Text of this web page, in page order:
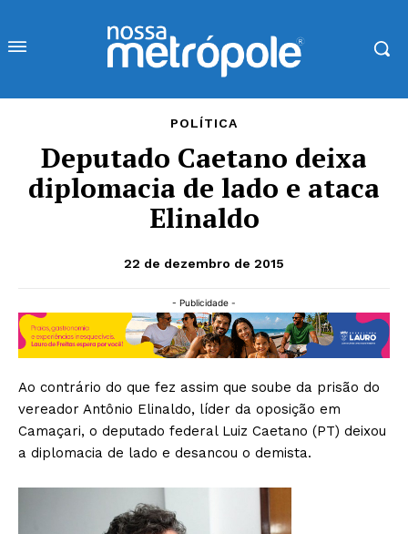
POLÍTICA
Deputado Caetano deixa
diplomacia de lado e ataca
Elinaldo
22 de dezembro de 2015
- Publicidade -
Ao contrário do que fez assim que soube da prisão do
vereador Antônio Elinaldo, líder da oposição em
Camaçari, o deputado federal Luiz Caetano (PT) deixou
a diplomacia de lado e desancou o demista.